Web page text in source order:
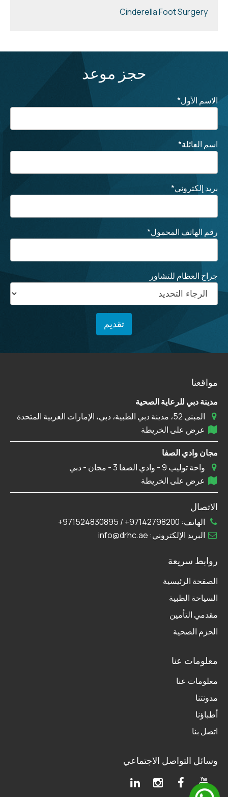
Cinderella Foot Surgery
حجز موعد
الاسم الأول*
اسم العائلة*
بريد إلكتروني*
رقم الهاتف المحمول*
جراح العظام للتشاور
وسائل التواصل الاجتماعي
معلومات عنا
معلومات عنا
مدونتنا
أطباؤنا
اتصل بنا
روابط سريعة
الصفحة الرئيسية
السياحة الطبية
مقدمي التأمين
الحزم الصحية
مواقعنا
مدينة دبي للرعاية الصحية
المبنى 52، مدينة دبي الطبية، دبي، الإمارات العربية المتحدة
عرض على الخريطة
مجان وادي الصفا
واحة توليب 9 - وادي الصفا 3 - مجان - دبي
عرض على الخريطة
الاتصال
الهاتف: 97142798200+
/
971524830895+
البريد الإلكتروني: info@drhc.ae